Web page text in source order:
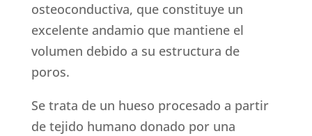
osteoconductiva, que constituye un
excelente andamio que mantiene el
volumen debido a su estructura de
poros.
Se trata de un hueso procesado a partir
de tejido humano donado por una